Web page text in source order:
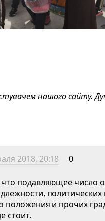
нашого сайту.
2018, 20:18
0
подавляющее число
положения и прочих
стоит.